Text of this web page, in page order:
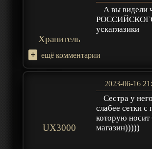
Хранитель
А вы видели
ускаглазики
+ ещё комментарии
UX3000
2023-06-16
Сестра у
слабее сетки
которую
магазин)))))